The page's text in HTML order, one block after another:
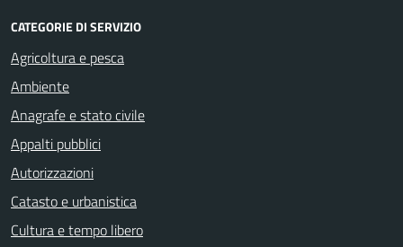
CATEGORIE DI SERVIZIO
Agricoltura e pesca
Ambiente
Anagrafe e stato civile
Appalti pubblici
Autorizzazioni
Catasto e urbanistica
Cultura e tempo libero